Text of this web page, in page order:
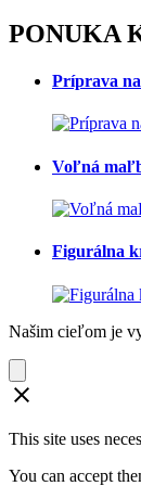
PONUKA
Príprava
Voľná
Figurálna
Našim cieľom je
This site uses
You can accept